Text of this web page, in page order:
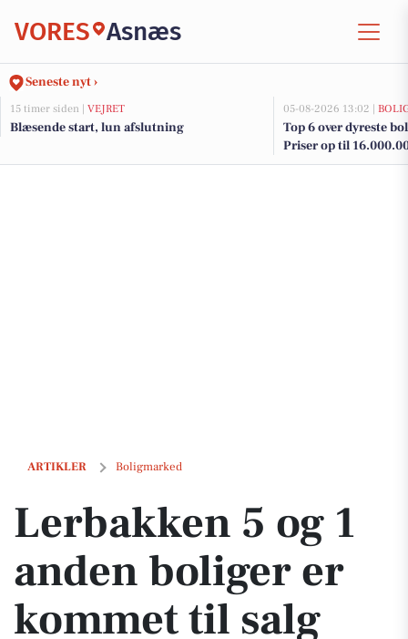
VORES Asnæs
Seneste nyt ›
15 timer siden | VEJRET
Blæsende start, lun afslutning
05-08-2026 13:02 |
Top 6 over dyreste
Priser op til
ARTIKLER Boligmarked
Lerbakken 5 og 1 anden boliger er kommet til salg denne uge i
Lerbakken 5 og 1
anden boliger er
kommet til salg